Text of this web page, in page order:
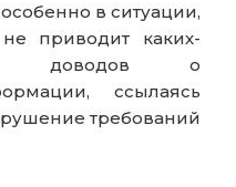
особенно в ситуации,
приводит каких-
доводов о
ссылаясь
требований